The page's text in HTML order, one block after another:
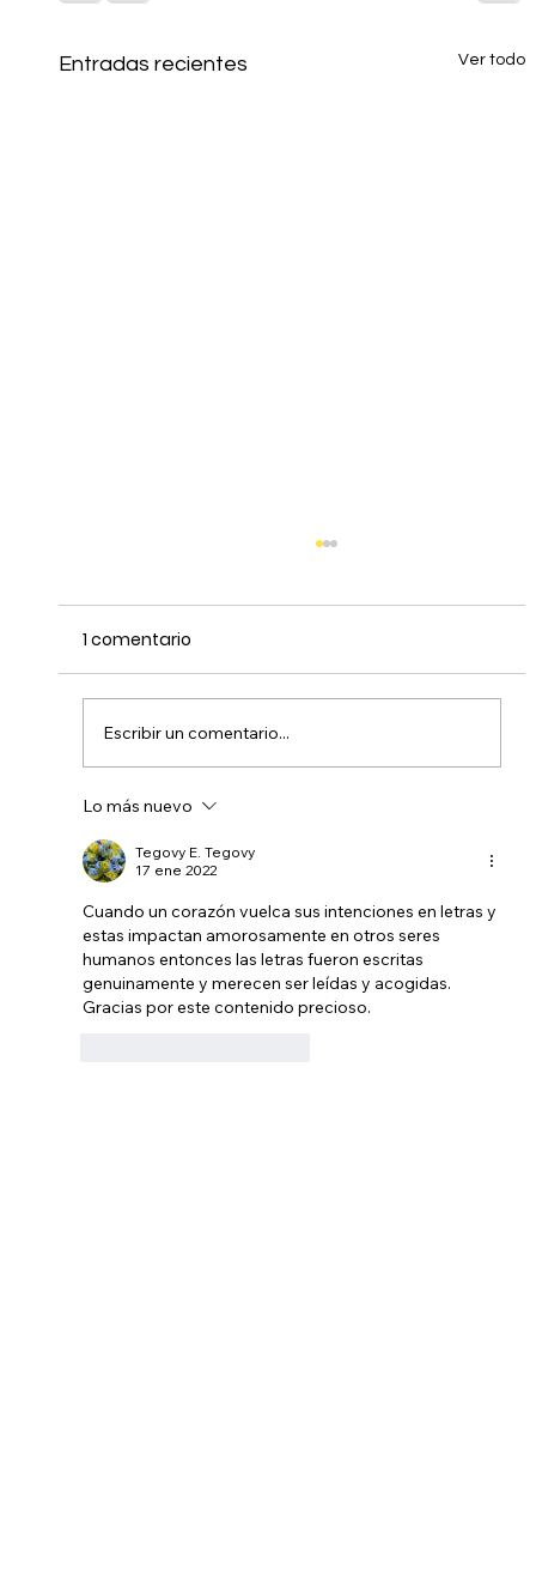
Entradas recientes Ver todo
artista que empodera y expone la
1 comentario
Escribir un comentario...
Lo más nuevo
Tegovy E. Tegovy
17 ene 2022
Cuando un corazón vuelca sus intenciones en letras y
estas impactan amorosamente en otros seres
humanos entonces las letras fueron escritas
genuinamente y merecen ser leídas y acogidas.
Gracias por este contenido precioso.